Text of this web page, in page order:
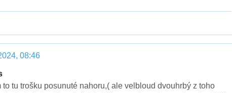
08:46
to tu trošku posunuté nahoru,( ale velbloud dvouhrbý z toho